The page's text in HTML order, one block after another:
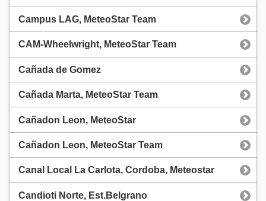
Campus LAG, MeteoStar Team
CAM-Wheelwright, MeteoStar Team
Cañada de Gomez
Cañada Marta, MeteoStar Team
Cañadon Leon, MeteoStar
Cañadon Leon, MeteoStar Team
Canal Local La Carlota, Cordoba, Meteostar
Candioti Norte, Est.Belgrano